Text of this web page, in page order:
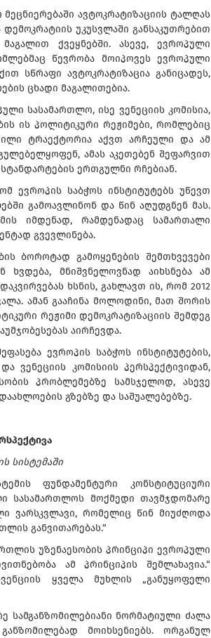
ავტოკრატიზაციის ტალღას
უკუსვლაში განსაკუთრებით
ქვეყნებში. ასევე, ევროპული
წევრობა მოიპოვეს ევროპული
სწრაფი ავტოკრატიზაცია განიცადეს,
ცხადი მაგალითებია.
სასამართლო, ისე ვენეციის კომისია,
ის პოლიტიკური რეჟიმები, რომლებიც
ტრაექტორია აქვთ არჩეული და ამ
ამას აკეთებენ შეფარვით
ერთგულნი რჩებიან.
ევროპის საბჭოს ინსტიტუტებს უწევთ
გამოავლინონ და წინ აღუდგნენ მას.
იმდენად, რამდენადაც სამართალი
გვევლინება.
ბოროტად გამოყენების შემთხვევები
ხვდება, მნიშვნელოვნად აიხსნება ამ
ხსნის, გახლავთ ის, რომ 2012
ამან გააჩინა მოლოდინი, მათ შორის
რეჟიმი დემოკრატიზაციის შემდეგ
აირჩევდა.
ევროპის საბჭოს ინსტიტუტების,
ვენეციის კომისიის პერსპექტივიდან,
პრობლემებზე სამსჯელოდ, ასევე
გზებზე და საშუალებებზე.
სისტემაში
ფუნდამენტური კონსტიტუციური
სასამართლოს მოქმედი თავმჯდომარე
ვარსკვლავი, რომელიც წინ მიუძღოდა
განვითარებას.“
უზენაესობის პრინციპი ევროპული
ამ პრინციპის შემლახავია.“
ყველა მუხლის „განუყოფელი
სამგანზომილებიანი ნორმატიული ძალა
მოიხსენიებს. ორგანულ